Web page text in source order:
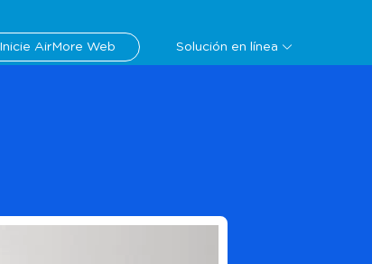
Inicie AirMore Web Solución en línea